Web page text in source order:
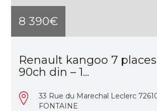
8 390€
Renault kangoo 7 places
90ch din – 1...
33 Rue du Marechal Leclerc
FONTAINE